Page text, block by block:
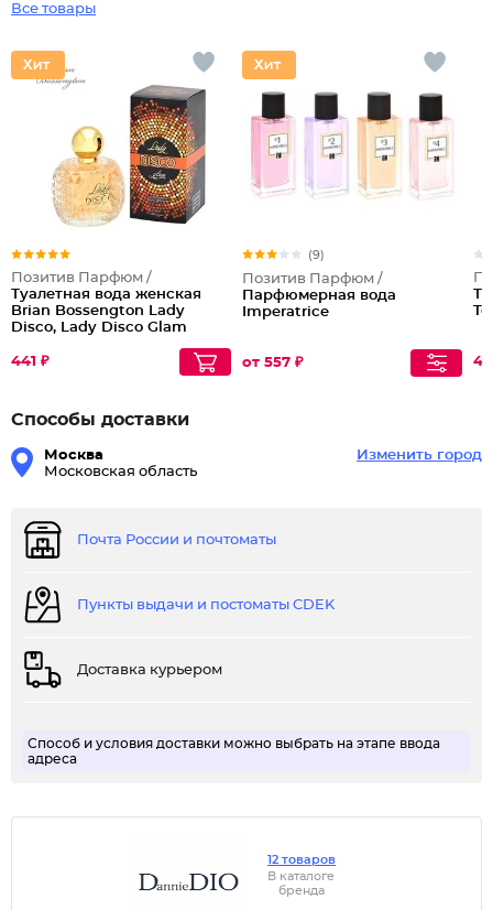
Все товары
Позитив Парфюм /
Туалетная вода женская
Brian Bossengton Lady
Disco, Lady Disco Glam
441 ₽
(9)
Позитив Парфюм /
Парфюмерная вода
Imperatrice
от 557 ₽
Способы доставки
Москва
Московская область
Изменить город
Почта России и почтоматы
Пункты выдачи и постоматы CDEK
Доставка курьером
Способ и условия доставки можно выбрать на этапе ввода
адреса
12 товаров
В каталоге
бренда